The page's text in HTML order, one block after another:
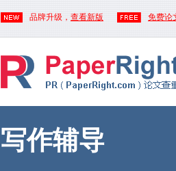
品牌升级， 查看新版 免费论
写作辅导